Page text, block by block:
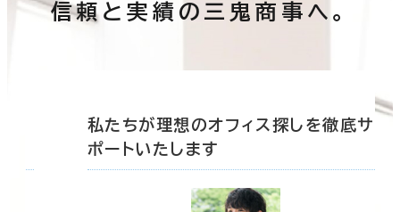
該当数
262室(99
信頼と実績の三鬼商事へ。
私たちが理想のオフィス探しを徹底サ
ポートいたします